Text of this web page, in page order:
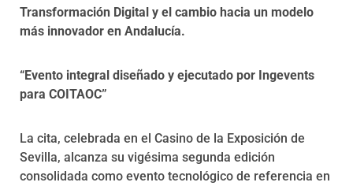
Transformación Digital y el cambio hacia un modelo
más innovador en Andalucía.
“Evento integral diseñado y ejecutado por Ingevents
para COITAOC”
La cita, celebrada en el Casino de la Exposición de
Sevilla, alcanza su vigésima segunda edición
consolidada como evento tecnológico de referencia en